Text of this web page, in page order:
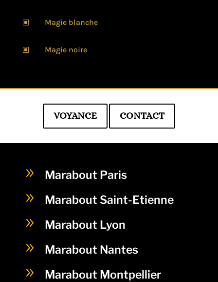
W Magie blanche
W Magie noire
VOYANCE CONTACT
9 Marabout Paris
9 Marabout Saint-Etienne
9 Marabout Lyon
9 Marabout Nantes
9 Marabout Montpellier